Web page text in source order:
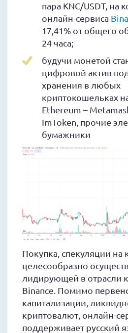
пара KNC/USDT, на
онлайн-сервиса
17,41% от общего
24 часа;
будучи монетой
цифровой актив
хранения в любых
криптокошельках
Ethereum –
ImToken, прочие
бумажники
Покупка, спекуляции на
целесообразно
лидирующей в отрасли
Binance. Помимо
капитализации,
криптовалют, онлайн-
поддерживает русский